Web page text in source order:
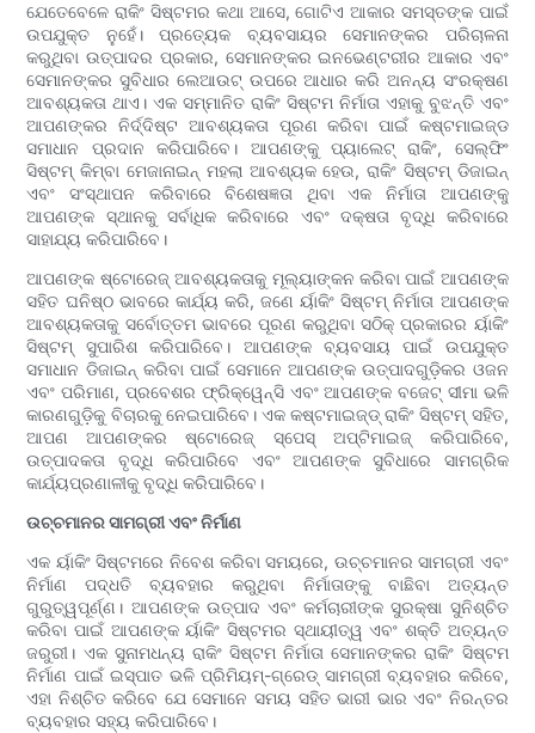
ଯେତେବେଳେ ରାକିଂ ସିଷ୍ଟମର କଥା ଆସେ, ଗୋଟିଏ ଆକାର ସମସ୍ତଙ୍କ ପାଇଁ
ଉପଯୁକ୍ତ ନୁହେଁ। ପ୍ରତ୍ୟେକ ବ୍ୟବସାୟର ସେମାନଙ୍କର ପରିଚାଳନା
କରୁଥିବା ଉତ୍ପାଦର ପ୍ରକାର, ସେମାନଙ୍କର ଇନଭେଣ୍ଟରୀର ଆକାର ଏବଂ
ସେମାନଙ୍କର ସୁବିଧାର ଲେଆଉଟ୍ ଉପରେ ଆଧାର କରି ଅନନ୍ୟ ସଂରକ୍ଷଣ
ଆବଶ୍ୟକତା ଥାଏ। ଏକ ସମ୍ମାନିତ ରାକିଂ ସିଷ୍ଟମ ନିର୍ମାତା ଏହାକୁ ବୁଝନ୍ତି ଏବଂ
ଆପଣଙ୍କର ନିର୍ଦ୍ଦିଷ୍ଟ ଆବଶ୍ୟକତା ପୂରଣ କରିବା ପାଇଁ କଷ୍ଟମାଇଜ୍ଡ
ସମାଧାନ ପ୍ରଦାନ କରିପାରିବେ। ଆପଣଙ୍କୁ ପ୍ୟାଲେଟ୍ ରାକିଂ, ସେଲ୍ଫିଂ
ସିଷ୍ଟମ୍ କିମ୍ବା ମେଜାନାଇନ୍ ମହଲା ଆବଶ୍ୟକ ହେଉ, ରାକିଂ ସିଷ୍ଟମ୍ ଡିଜାଇନ୍
ଏବଂ ସଂସ୍ଥାପନ କରିବାରେ ବିଶେଷଜ୍ଞତା ଥିବା ଏକ ନିର୍ମାତା ଆପଣଙ୍କୁ
ଆପଣଙ୍କ ସ୍ଥାନକୁ ସର୍ବାଧିକ କରିବାରେ ଏବଂ ଦକ୍ଷତା ବୃଦ୍ଧି କରିବାରେ
ସାହାଯ୍ୟ କରିପାରିବେ।
ଆପଣଙ୍କ ଷ୍ଟୋରେଜ୍ ଆବଶ୍ୟକତାକୁ ମୂଲ୍ୟାଙ୍କନ କରିବା ପାଇଁ ଆପଣଙ୍କ
ସହିତ ଘନିଷ୍ଠ ଭାବରେ କାର୍ଯ୍ୟ କରି, ଜଣେ ର୍ୟାକିଂ ସିଷ୍ଟମ୍ ନିର୍ମାତା ଆପଣଙ୍କ
ଆବଶ୍ୟକତାକୁ ସର୍ବୋତ୍ତମ ଭାବରେ ପୂରଣ କରୁଥିବା ସଠିକ୍ ପ୍ରକାରର ର୍ୟାକିଂ
ସିଷ୍ଟମ୍ ସୁପାରିଶ କରିପାରିବେ। ଆପଣଙ୍କ ବ୍ୟବସାୟ ପାଇଁ ଉପଯୁକ୍ତ
ସମାଧାନ ଡିଜାଇନ୍ କରିବା ପାଇଁ ସେମାନେ ଆପଣଙ୍କ ଉତ୍ପାଦଗୁଡ଼ିକର ଓଜନ
ଏବଂ ପରିମାଣ, ପ୍ରବେଶର ଫ୍ରିକ୍ୱେନ୍ସି ଏବଂ ଆପଣଙ୍କ ବଜେଟ୍ ସୀମା ଭଳି
କାରଣଗୁଡ଼ିକୁ ବିଚାରକୁ ନେଇପାରିବେ। ଏକ କଷ୍ଟମାଇଜ୍ଡ୍ ରାକିଂ ସିଷ୍ଟମ୍ ସହିତ,
ଆପଣ ଆପଣଙ୍କର ଷ୍ଟୋରେଜ୍ ସ୍ପେସ୍ ଅପ୍ଟିମାଇଜ୍ କରିପାରିବେ,
ଉତ୍ପାଦକତା ବୃଦ୍ଧି କରିପାରିବେ ଏବଂ ଆପଣଙ୍କ ସୁବିଧାରେ ସାମଗ୍ରିକ
କାର୍ଯ୍ୟପ୍ରଣାଳୀକୁ ବୃଦ୍ଧି କରିପାରିବେ।
ଉଚ୍ଚମାନର ସାମଗ୍ରୀ ଏବଂ ନିର୍ମାଣ
ଏକ ର୍ୟାକିଂ ସିଷ୍ଟମରେ ନିବେଶ କରିବା ସମୟରେ, ଉଚ୍ଚମାନର ସାମଗ୍ରୀ ଏବଂ
ନିର୍ମାଣ ପଦ୍ଧତି ବ୍ୟବହାର କରୁଥିବା ନିର୍ମାତାଙ୍କୁ ବାଛିବା ଅତ୍ୟନ୍ତ
ଗୁରୁତ୍ୱପୂର୍ଣ୍ଣ। ଆପଣଙ୍କ ଉତ୍ପାଦ ଏବଂ କର୍ମଚାରୀଙ୍କ ସୁରକ୍ଷା ସୁନିଶ୍ଚିତ
କରିବା ପାଇଁ ଆପଣଙ୍କ ର୍ୟାକିଂ ସିଷ୍ଟମର ସ୍ଥାୟୀତ୍ୱ ଏବଂ ଶକ୍ତି ଅତ୍ୟନ୍ତ
ଜରୁରୀ। ଏକ ସୁନାମଧନ୍ୟ ରାକିଂ ସିଷ୍ଟମ ନିର୍ମାତା ସେମାନଙ୍କର ରାକିଂ ସିଷ୍ଟମ
ନିର୍ମାଣ ପାଇଁ ଇସ୍ପାତ ଭଳି ପ୍ରିମିୟମ୍-ଗ୍ରେଡ୍ ସାମଗ୍ରୀ ବ୍ୟବହାର କରିବେ,
ଏହା ନିଶ୍ଚିତ କରିବେ ଯେ ସେମାନେ ସମୟ ସହିତ ଭାରୀ ଭାର ଏବଂ ନିରନ୍ତର
ବ୍ୟବହାର ସହ୍ୟ କରିପାରିବେ।